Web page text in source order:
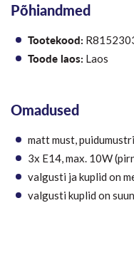
Põhiandmed
Tootekood:
Toode laos: Laos
Omadused
matt must,
3x E14, max. 10W
valgusti ja kuplid on
valgusti kuplid on